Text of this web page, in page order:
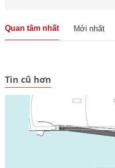
Quan tâm nhất Mới nhất
Tin cũ hơn